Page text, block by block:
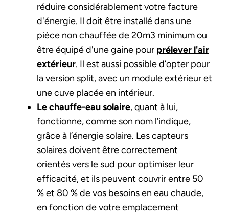
réduire considérablement votre facture
d'énergie. Il doit être installé dans une
pièce non chauffée de 20m3 minimum ou
être équipé d'une gaine pour prélever l'air
extérieur. Il est aussi possible d’opter pour
la version split, avec un module extérieur et
une cuve placée en intérieur.
Le chauffe-eau solaire, quant à lui,
fonctionne, comme son nom l’indique,
grâce à l’énergie solaire. Les capteurs
solaires doivent être correctement
orientés vers le sud pour optimiser leur
efficacité, et ils peuvent couvrir entre 50
% et 80 % de vos besoins en eau chaude,
en fonction de votre emplacement